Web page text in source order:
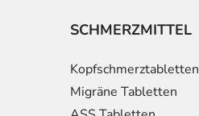
SCHMERZMITTEL
Kopfschmerztabletten
Migräne Tabletten